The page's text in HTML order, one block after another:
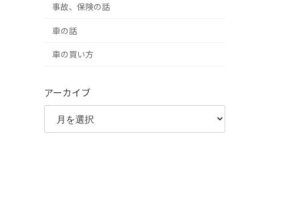
事故、保険の話
車の話
車の買い方
アーカイブ